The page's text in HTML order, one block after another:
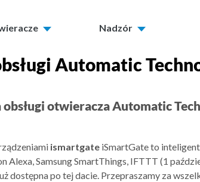
Nadzór
Automatic
otwieracza Automatic
ismartgateiSmartGate to
Samsung SmartThings, IFTTT (1
dostępna po tej dacie. Przepraszamy za